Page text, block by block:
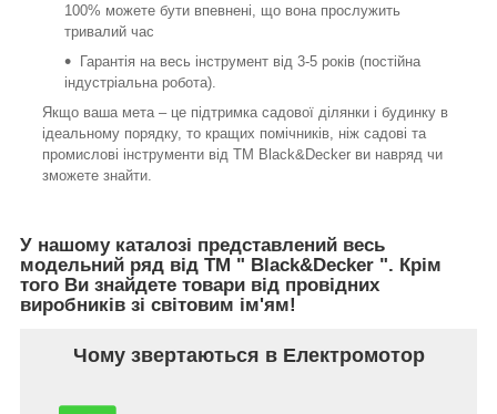
100% можете бути впевнені, що вона прослужить
тривалий час
Гарантія на весь інструмент від 3-5 років (постійна
індустріальна робота).
Якщо ваша мета – це підтримка садової ділянки і будинку в
ідеальному порядку, то кращих помічників, ніж садові та
промислові інструменти від ТМ Black&Decker ви навряд чи
зможете знайти.
У нашому каталозі представлений весь
модельний ряд від ТМ " Black&Decker ". Крім
того Ви знайдете товари від провідних
виробників зі світовим ім'ям!
Чому звертаються в Електромотор